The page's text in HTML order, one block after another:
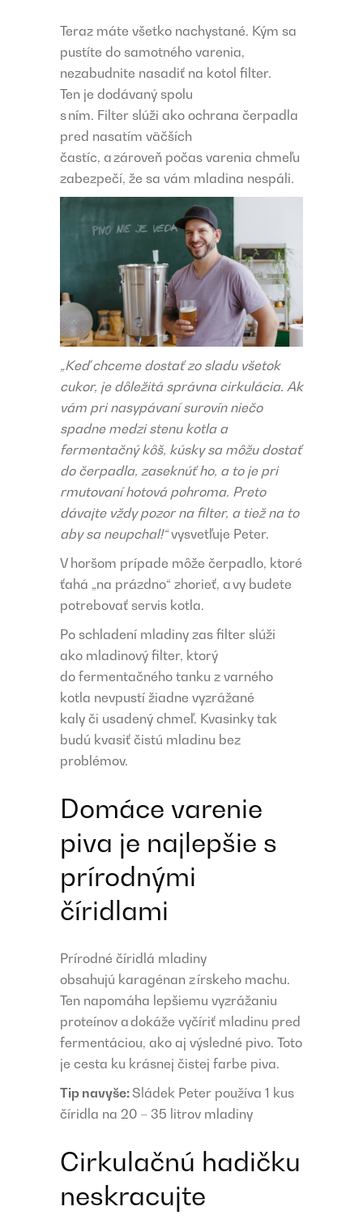
Teraz máte všetko nachystané. Kým sa
pustíte do samotného varenia,
nezabudnite nasadiť na kotol filter.
Ten je dodávaný spolu
s ním. Filter slúži ako ochrana čerpadla
pred nasatím väčších
častíc, a zároveň počas varenia chmeľu
zabezpečí, že sa vám mladina nespáli.
„Keď chceme dostať zo sladu všetok
cukor, je dôležitá správna cirkulácia. Ak
vám pri nasypávaní surovín niečo
spadne medzi stenu kotla a
fermentačný kôš, kúsky sa môžu dostať
do čerpadla, zaseknúť ho, a to je pri
rmutovaní hotová pohroma. Preto
dávajte vždy pozor na filter, a tiež na to
aby sa neupchal!“vysvetľuje Peter.
V horšom prípade môže čerpadlo, ktoré
ťahá „na prázdno“ zhorieť, a vy budete
potrebovať servis kotla.
Po schladení mladiny zas filter slúži
ako mladinový filter, ktorý
do fermentačného tanku z varného
kotla nevpustí žiadne vyzrážané
kaly či usadený chmeľ. Kvasinky tak
budú kvasiť čistú mladinu bez
problémov.
Domáce varenie
piva je najlepšie s
prírodnými
číridlami
Prírodné číridlá mladiny
obsahujú karagénan z írskeho machu.
Ten napomáha lepšiemu vyzrážaniu
proteínov a dokáže vyčíriť mladinu pred
fermentáciou, ako aj výsledné pivo. Toto
je cesta ku krásnej čistej farbe piva.
Tip navyše: Sládek Peter používa 1 kus
číridla na 20 – 35 litrov mladiny
Cirkulačnú hadičku
neskracujte